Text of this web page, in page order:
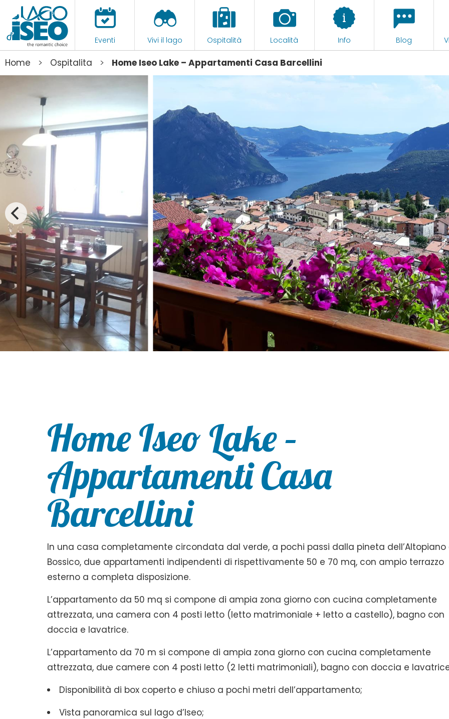
Eventi Vivi il lago Ospitalità Località Info Blog
Home > Ospitalita > Home Iseo Lake – Appartamenti Casa Barcellini
Home Iseo Lake –
Appartamenti Casa
Barcellini
In una casa completamente circondata dal verde, a pochi passi dalla pineta dell’Altopiano
Bossico, due appartamenti indipendenti di rispettivamente 50 e 70 mq, con ampio terrazzo
esterno a completa disposizione.
L’appartamento da 50 mq si compone di ampia zona giorno con cucina completamente
attrezzata, una camera con 4 posti letto (letto matrimoniale + letto a castello), bagno con
doccia e lavatrice.
L’appartamento da 70 m si compone di ampia zona giorno con cucina completamente
attrezzata, due camere con 4 posti letto (2 letti matrimoniali), bagno con doccia e
Disponibilità di box coperto e chiuso a pochi metri dell’appartamento;
Vista panoramica sul lago d’Iseo;